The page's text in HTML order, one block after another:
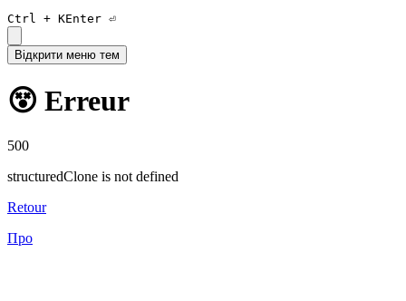
Ctrl + KEnter ⏎
Відкрити меню тем
😵 Erreur
500
structuredClone is not defined
Retour
Про